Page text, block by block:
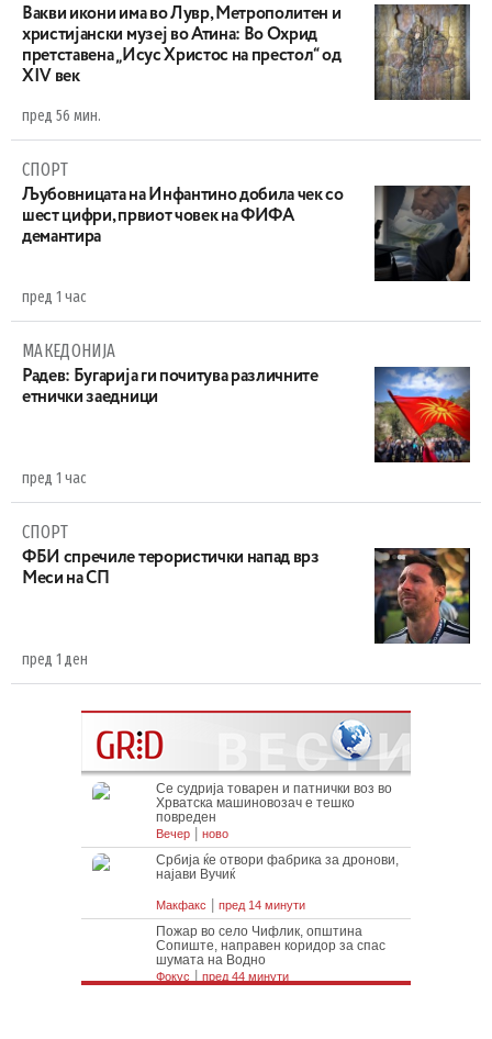
Вакви икони има во Лувр, Метрополитен и
христијански музеј во Атина: Во Охрид
претставена „Исус Христос на престол“ од
XIV век
пред 56 мин.
СПОРТ
Љубовницата на Инфантино добила чек со
шест цифри, првиот човек на ФИФА
демантира
пред 1 час
МАКЕДОНИЈА
Радев: Бугарија ги почитува различните
етнички заедници
пред 1 час
СПОРТ
ФБИ спречиле терористички напад врз
Меси на СП
пред 1 ден